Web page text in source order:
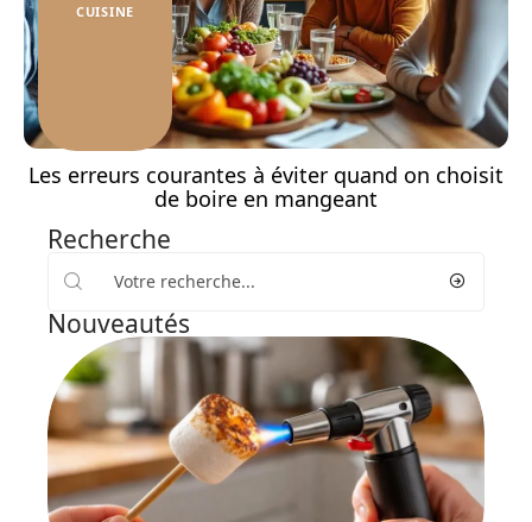
CUISINE
Les erreurs courantes à éviter quand on choisit
de boire en mangeant
Recherche
Nouveautés